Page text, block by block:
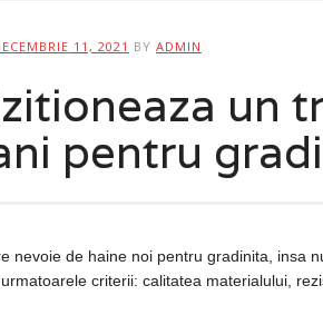
11, 2021 BY ADMIN
un
pentru
nevoie de haine noi pentru gradinita, insa
criterii: calitatea materialului,